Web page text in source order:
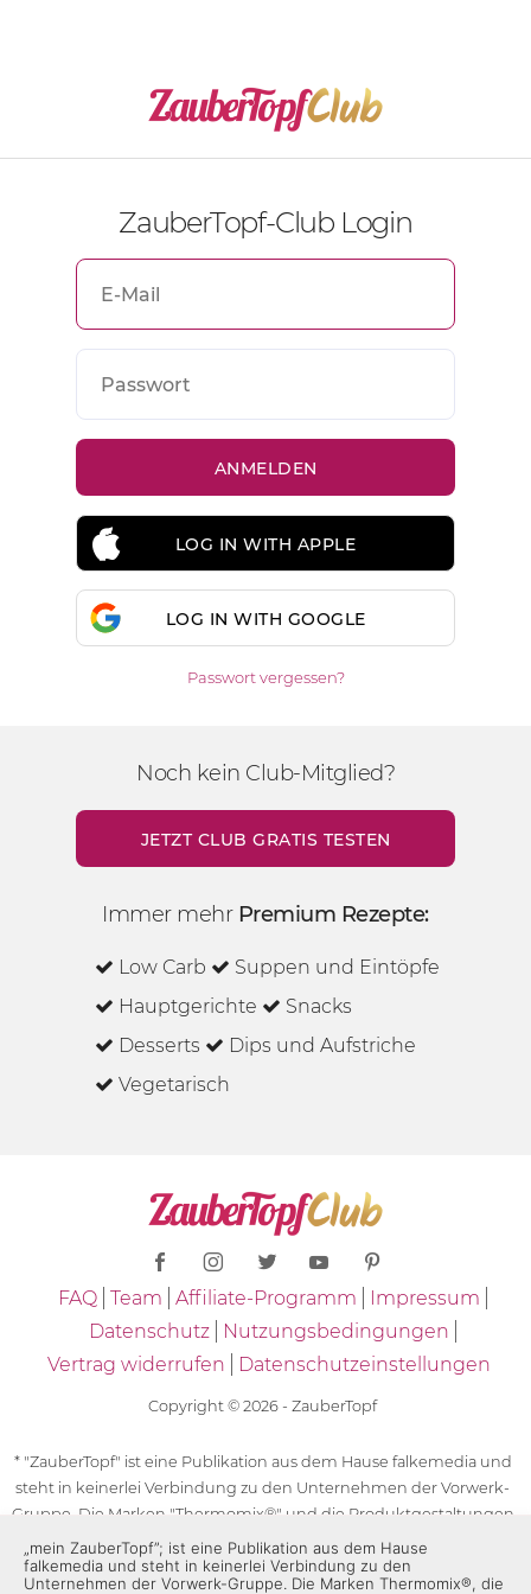
ZauberTopf-Club Login
LOG IN WITH APPLE
LOG IN WITH GOOGLE
Passwort vergessen?
Noch kein Club-Mitglied?
JETZT CLUB GRATIS TESTEN
Immer mehr Premium Rezepte:
Low Carb
Suppen und Eintöpfe
Hauptgerichte
Snacks
Desserts
Dips und Aufstriche
Vegetarisch
FAQ Team Affiliate-Programm
Impressum
Datenschutz
Nutzungsbedingungen
Vertrag widerrufen
Datenschutzeinstellungen
Copyright © 2026 - ZauberTopf
* "ZauberTopf" ist eine Publikation aus dem Hause falkemedia und
steht in keinerlei Verbindung zu den Unternehmen der Vorwerk-
Gruppe. Die Marken "Thermomix®" und die Produktgestaltungen
des "Thermomix®" sind eingetragene Marken der Unternehmen
der Vorwerk-Gruppe. Die Marken Thermomix®, die Zeichen TM5®,
„mein ZauberTopf”; ist eine Publikation aus dem Hause
falkemedia und steht in keinerlei Verbindung zu den
Unternehmen der Vorwerk-Gruppe. Die Marken Thermomix®, die